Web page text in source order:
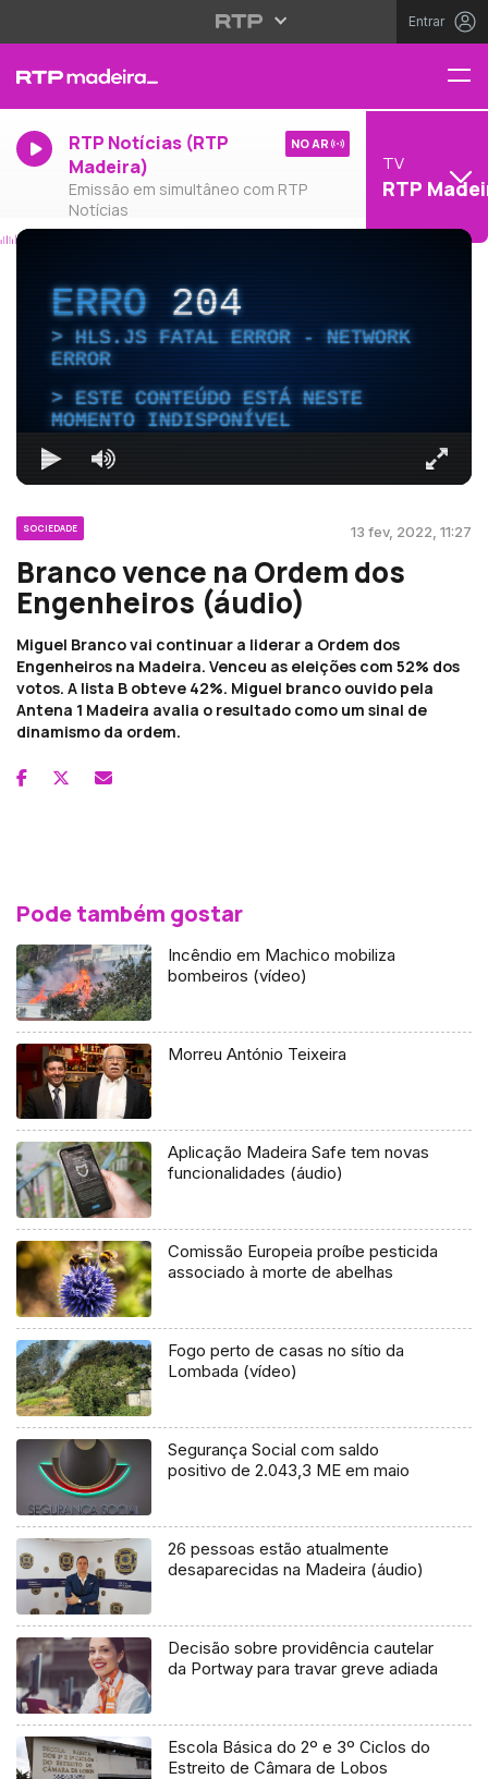
Entrar
RTP Notícias (RTP
Madeira)
Emissão em simultâneo com RTP
Notícias
NO AR
TV
RTP
ERRO204
HLS.JS FATAL ERROR - NETWORK
ERROR
ESTE CONTEÚDO ESTÁ NESTE
MOMENTO INDISPONÍVEL
SOCIEDADE 13 fev, 2022, 11:27
Branco vence na Ordem dos
Engenheiros (áudio)
Miguel Branco vai continuar a liderar a Ordem dos
Engenheiros na Madeira. Venceu as eleições com 52% dos
votos. A lista B obteve 42%. Miguel branco ouvido pela
Antena 1 Madeira avalia o resultado como um sinal de
dinamismo da ordem.
Pode também gostar
Incêndio em Machico mobiliza
bombeiros (vídeo)
Morreu António Teixeira
Aplicação Madeira Safe tem novas
funcionalidades (áudio)
Comissão Europeia proíbe pesticida
associado à morte de abelhas
Fogo perto de casas no sítio da
Lombada (vídeo)
Segurança Social com saldo
positivo de 2.043,3 ME em maio
26 pessoas estão atualmente
desaparecidas na Madeira (áudio)
Decisão sobre providência cautelar
da Portway para travar greve adiada
Escola Básica do 2º e 3º Ciclos do
Estreito de Câmara de Lobos